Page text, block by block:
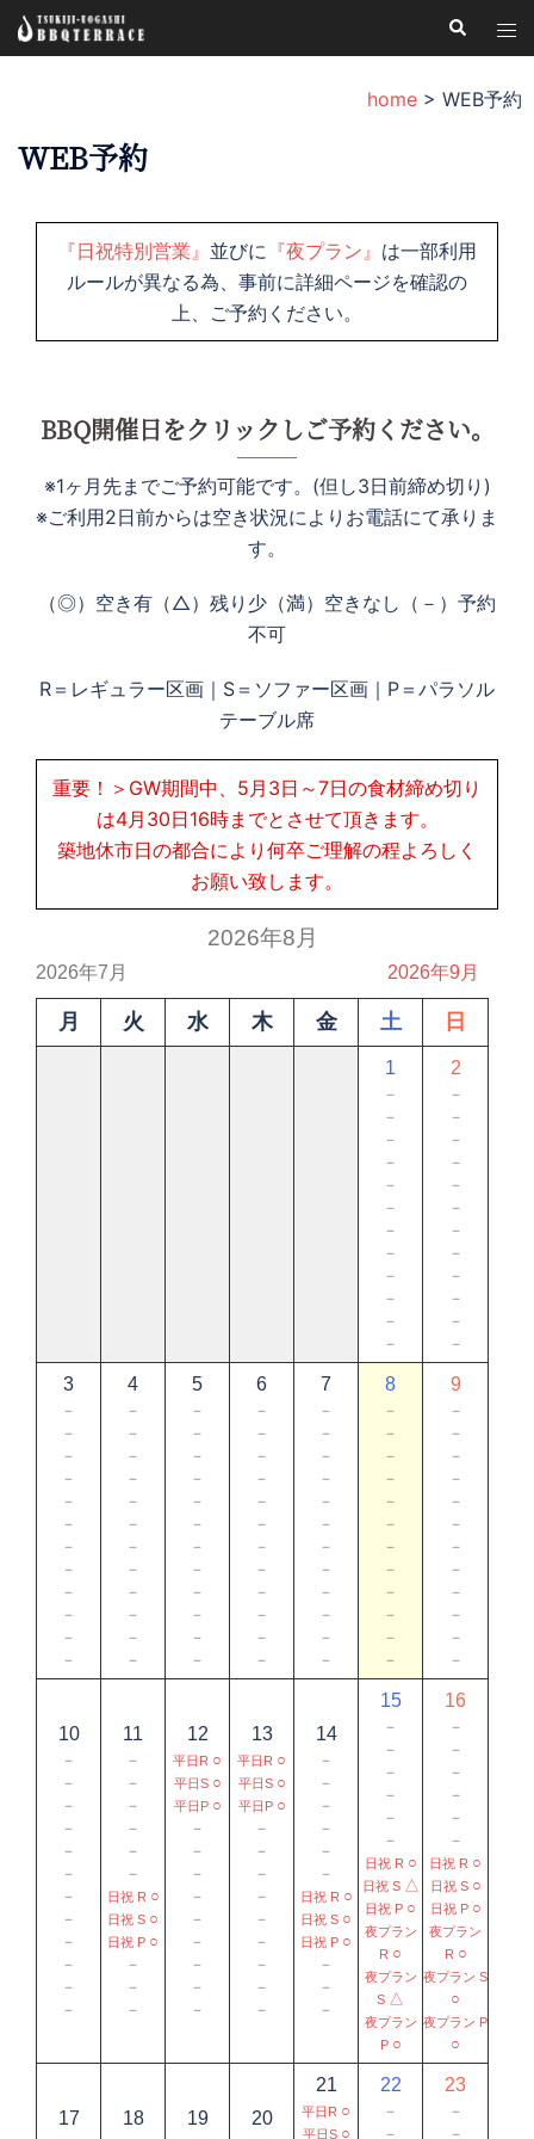
検
索
ト
グ
ル
home > WEB予約
WEB予約
『日祝特別営業』 並びに 『夜プラン』 は一部利用
ルールが異なる為、事前に詳細ページを確認の
上、ご予約ください。
BBQ開催日をクリックしご予約ください。
※1ヶ月先までご予約可能です。(但し3日前締め切り)
※ご利用2日前からは空き状況によりお電話にて承りま
す。
（◎）空き有（△）残り少（満）空きなし（－）予約
不可
R＝レギュラー区画｜S＝ソファー区画｜P＝パラソル
テーブル席
重要！＞GW期間中、5月3日～7日の食材締め切り
は4月30日16時までとさせて頂きます。
築地休市日の都合により何卒ご理解の程よろしく
お願い致します。
2026年8月
2026年7月 2026年9月
月 火 水 木 金 土 日
1
－
－
－
－
－
－
－
－
－
－
－
－
2
－
－
－
－
－
－
－
－
－
－
－
－
3
－
－
－
－
－
－
－
－
－
－
－
－
4
－
－
－
－
－
－
－
－
－
－
－
－
5
－
－
－
－
－
－
－
－
－
－
－
－
6
－
－
－
－
－
－
－
－
－
－
－
－
7
－
－
－
－
－
－
－
－
－
－
－
－
8
－
－
－
－
－
－
－
－
－
－
－
－
9
－
－
－
－
－
－
－
－
－
－
－
－
10
－
－
－
－
－
－
－
－
－
－
－
－
11
－
－
－
－
－
－
日祝 R ○
日祝 S ○
日祝 P ○
－
－
－
12
平日R ○
平日S ○
平日P ○
－
－
－
－
－
－
－
－
－
13
平日R ○
平日S ○
平日P ○
－
－
－
－
－
－
－
－
－
14
－
－
－
－
－
－
日祝 R ○
日祝 S ○
日祝 P ○
－
－
－
15
－
－
－
－
－
－
日祝 R ○
日祝 S △
日祝 P ○
夜プラン
R ○
夜プラン
S △
夜プラン
P ○
16
－
－
－
－
－
－
日祝 R ○
日祝 S ○
日祝 P ○
夜プラン
R ○
夜プラン S
○
夜プラン P
○
17 18 19 20
21
平日R ○
平日S ○
22
－
－
23
－
－